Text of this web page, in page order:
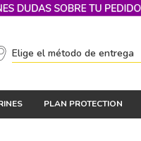
Elige el método de entrega
PLAN PROTECTION